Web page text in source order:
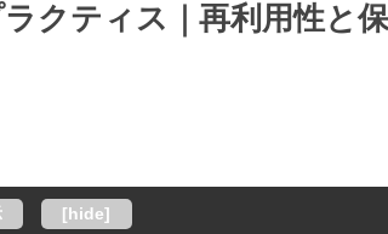
クティス｜再利用性と
[hide]